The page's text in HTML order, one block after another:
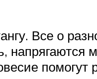
Все о